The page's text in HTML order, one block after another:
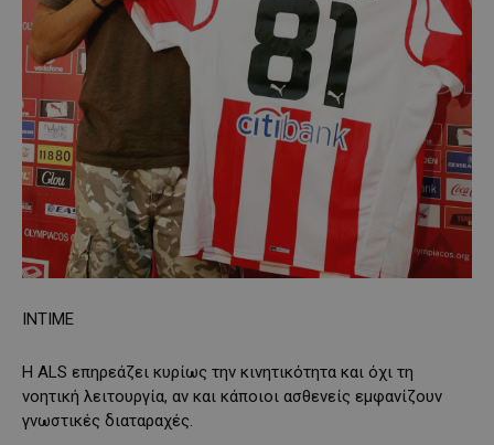
INTIME
Η ALS επηρεάζει κυρίως την κινητικότητα και όχι τη
νοητική λειτουργία, αν και κάποιοι ασθενείς εμφανίζουν
γνωστικές διαταραχές.